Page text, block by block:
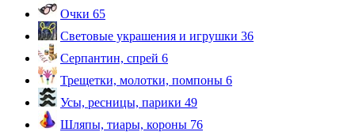
Очки 65
Световые украшения и игрушки 36
Серпантин, спрей 6
Трещетки, молотки, помпоны 6
Усы, ресницы, парики 49
Шляпы, тиары, короны 76